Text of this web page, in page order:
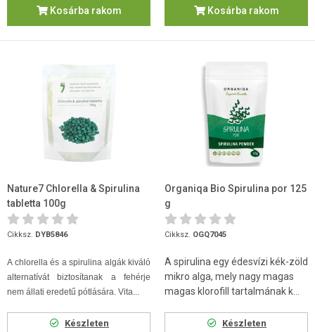
Kosárba rakom Kosárba rakom
Nature7 Chlorella & Spirulina
tabletta 100g
Cikksz. DYB5846
A chlorella és a spirulina algák kiváló
alternatívát biztosítanak a fehérje
nem állati eredetű pótlására. Vita...
Készleten
Organiqa Bio Spirulina por 125
g
Cikksz. OGQ7045
A spirulina egy édesvízi kék-zöld
mikro alga, mely nagy magas
magas klorofill tartalmának k...
Készleten